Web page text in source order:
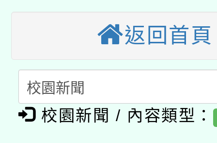
招)
本館辦理115年度閱讀
暨閱讀推動專業研習
科技賦能─人工智慧
礎課程
A3數位素養講師名單
「數位內容與教學軟體
pilot」
有關大陸委員會函釋公
轉知經濟部水利署委託
返回首頁
校園新聞 / 內容類型：